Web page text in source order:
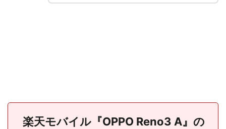
楽天モバイル『OPPO Reno3 A』の